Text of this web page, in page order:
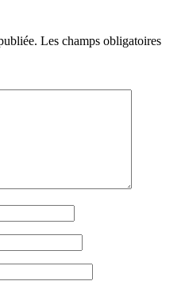
Les champs obligatoires